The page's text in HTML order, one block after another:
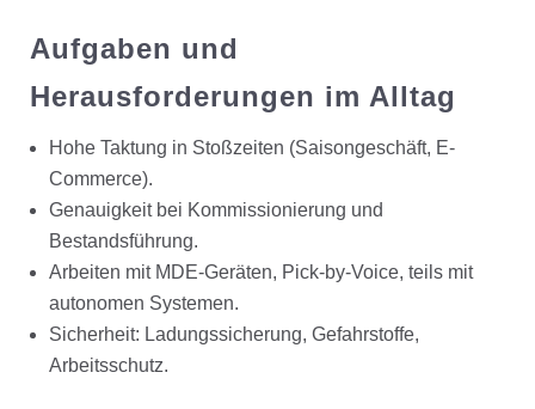
Aufgaben und
Herausforderungen im Alltag
Hohe Taktung in Stoßzeiten (Saisongeschäft, E-
Commerce).
Genauigkeit bei Kommissionierung und
Bestandsführung.
Arbeiten mit MDE-Geräten, Pick-by-Voice, teils mit
autonomen Systemen.
Sicherheit: Ladungssicherung, Gefahrstoffe,
Arbeitsschutz.